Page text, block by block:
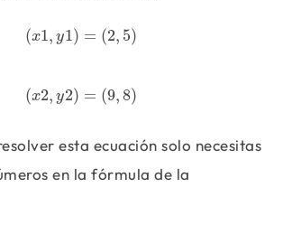
(x1, y1) = (2, 5)
(x 1,y1) 2,5
(x2, y2) = (9,8)
x y2 9,8 )
esta ecuación solo necesitas
en la fórmula de la